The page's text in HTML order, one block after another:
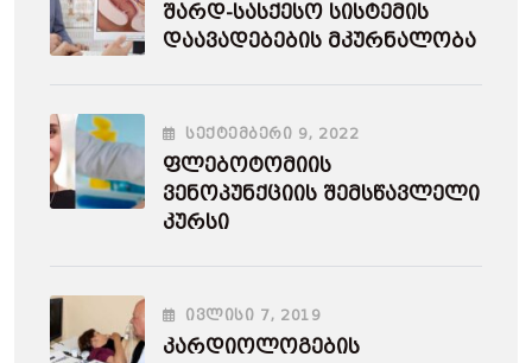
Შარდ-Სასქესო Სისტემის
Დაავადებების Მკურნალობა
ᲡᲔᲥᲢᲔᲛᲑᲔᲠᲘ 9, 2022
Ფლებოტომიის
Ვენოპუნქციის Შემსწავლელი
Კურსი
ᲘᲕᲚᲘᲡᲘ 7, 2019
Კარდიოლოგების